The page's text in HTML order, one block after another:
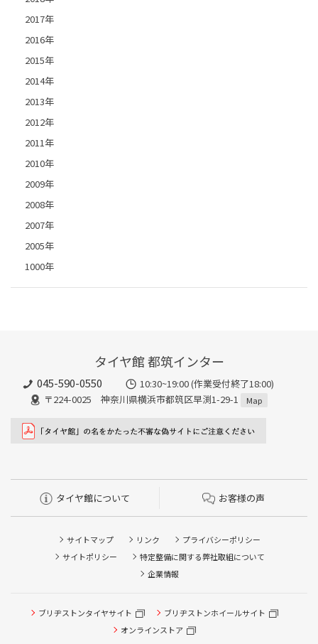
2017年
2016年
2015年
2014年
2013年
2012年
2011年
2010年
2009年
2008年
2007年
2005年
1000年
タイヤ館 都筑インター
045-590-0550
10:30~19:00 (作業受付終了18:00)
〒224-0025 神奈川県横浜市都筑区早渕1-29-1
Map
タイヤ館について お客様の声
サイトマップ リンク
プライバシーポリシー
サイトポリシー
特定整備に関する弊社取組について
企業情報
ブリヂストンタイヤサイト
ブリヂストンホイールサイト
オンラインストア
タイヤ点検・安全点検/タイヤ履き替え/オイル交換/その他
ピット作業の予約